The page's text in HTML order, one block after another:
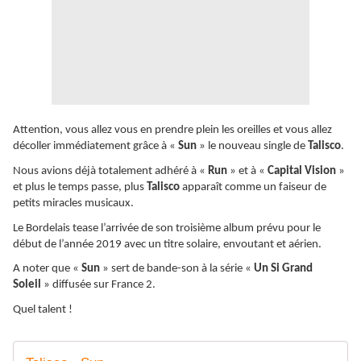
Attention, vous allez vous en prendre plein les oreilles et vous allez
décoller immédiatement grâce à « Sun » le nouveau single de Talisco.
Nous avions déjà totalement adhéré à « Run » et à « Capital Vision »
et plus le temps passe, plus Talisco apparaît comme un faiseur de
petits miracles musicaux.
Le Bordelais tease l’arrivée de son troisième album prévu pour le
début de l’année 2019 avec un titre solaire, envoutant et aérien.
A noter que « Sun » sert de bande-son à la série « Un Si Grand
Soleil » diffusée sur France 2.
Quel talent !